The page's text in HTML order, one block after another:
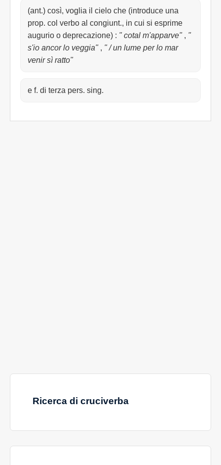
(ant.) così, voglia il cielo che (introduce una
prop. col verbo al congiunt., in cui si esprime
augurio o deprecazione) : " cotal m'apparve" , "
s'io ancor lo veggia" , " / un lume per lo mar
venir sì ratto"
e f. di terza pers. sing.
Ricerca di cruciverba